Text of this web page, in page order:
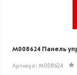
M008624 Панель
Артикул: M008624